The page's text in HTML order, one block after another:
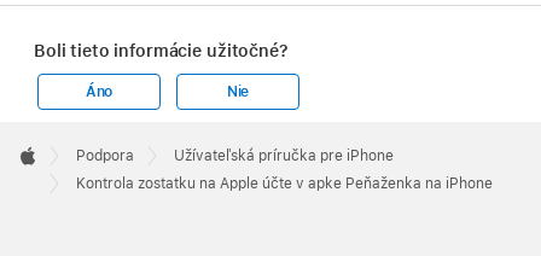
Boli tieto informácie užitočné?
Áno Nie
Footer

Apple
Podpora
Užívateľská príručka pre iPhone
Kontrola zostatku na Apple účte v apke Peňaženka na iPhone